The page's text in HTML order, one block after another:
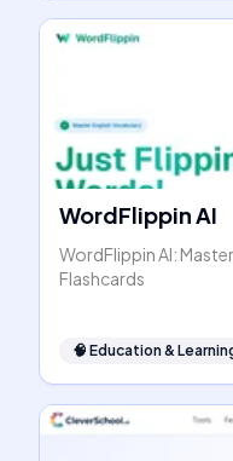
WordFlippin AI
WordFlippin AI:
Flashcards
🧠 Education &